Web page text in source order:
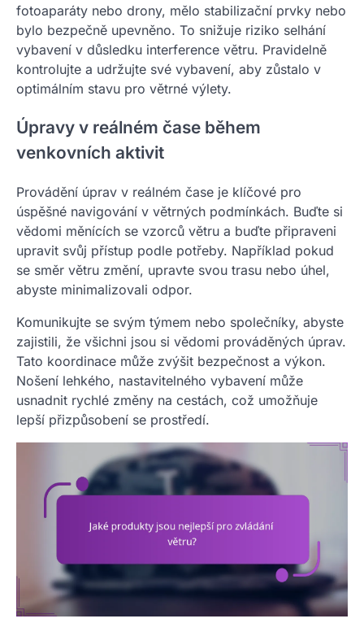
fotoaparáty nebo drony, mělo stabilizační prvky nebo
bylo bezpečně upevněno. To snižuje riziko selhání
vybavení v důsledku interference větru. Pravidelně
kontrolujte a udržujte své vybavení, aby zůstalo v
optimálním stavu pro větrné výlety.
Úpravy v reálném čase během
venkovních aktivit
Provádění úprav v reálném čase je klíčové pro
úspěšné navigování v větrných podmínkách. Buďte si
vědomi měnících se vzorců větru a buďte připraveni
upravit svůj přístup podle potřeby. Například pokud
se směr větru změní, upravte svou trasu nebo úhel,
abyste minimalizovali odpor.
Komunikujte se svým týmem nebo společníky, abyste
zajistili, že všichni jsou si vědomi prováděných úprav.
Tato koordinace může zvýšit bezpečnost a výkon.
Nošení lehkého, nastavitelného vybavení může
usnadnit rychlé změny na cestách, což umožňuje
lepší přizpůsobení se prostředí.